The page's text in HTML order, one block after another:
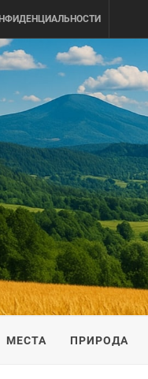
УКРАИНЕ
МЕСТА ПРИРОДА